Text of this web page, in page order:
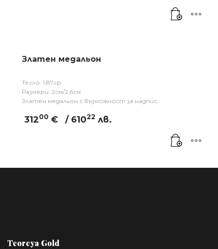
Златен медальон
Тегло: 1,87гр
Размери: 2см/2,6см
Златен медальон с възможност за надпис.
31200 € / 61022 лв.
Teoreya Gold